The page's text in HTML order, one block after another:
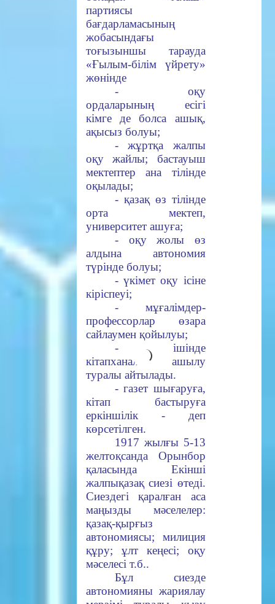
партиясы
бағдарламасының
жобасындағы
тоғызыншы тарауда
«Ғылым-білім үйрету»
жөнінде
- оқу
ордаларының есігі
кімге де болса ашық,
ақысыз болуы;
- жұртқа жалпы
оқу жайлы; бастауыш
мектептер ана тілінде
оқылады;
- қазақ өз тілінде
орта мектеп,
университет ашуға;
- оқу жолы өз
алдына автономия
түрінде болуы;
- үкімет оқу ісіне
кіріспеуі;
- мұғалімдер-
профессорлар өзара
сайлаумен қойылуы;
- ел ішінде
кітапханалар ашылу
туралы айтылады.
- газет шығаруға,
кітап бастыруға
еркіншілік - деп
көрсетілген.
1917 жылғы 5-13
желтоқсанда Орынбор
қаласында Екінші
жалпықазақ сиезі өтеді.
Сиездегі қаралған аса
маңызды мәселелер:
қазақ-қырғыз
автономиясы; милиция
құру; ұлт кеңесі; оқу
мәселесі т.б..
Бұл сиезде
автономияны жариялау